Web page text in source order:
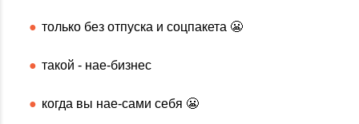
только без отпуска и соцпакета 😬
такой - нае-бизнес
когда вы нае-сами себя 😬